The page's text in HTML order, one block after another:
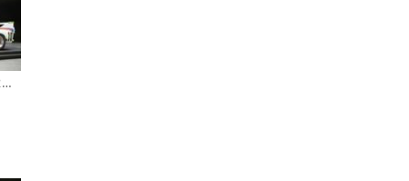
BMW 3.0 CSL 1973 24h Spa #10 (Spark)